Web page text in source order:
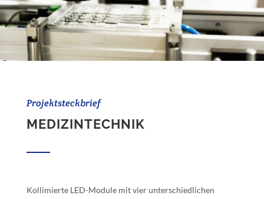
Projektsteckbrief
MEDIZINTECHNIK
Kollimierte LED-Module mit vier unterschiedlichen